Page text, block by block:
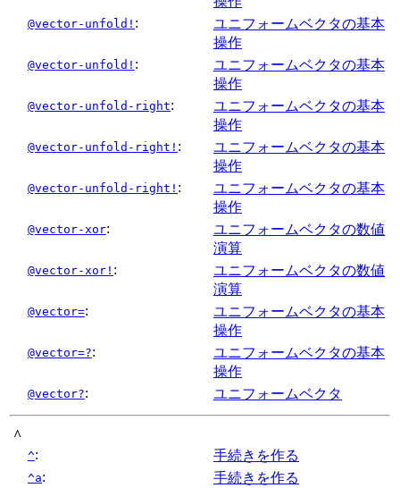
@vector-unfold! :
ユニフォームベクタの基本
操作
@vector-unfold! :
ユニフォームベクタの基本
操作
@vector-unfold-right:
ユニフォームベクタの基本
操作
@vector-unfold-right! :
ユニフォームベクタの基本
操作
@vector-unfold-right! :
ユニフォームベクタの基本
操作
@vector-xor:
ユニフォームベクタの数値
演算
@vector-xor! :
ユニフォームベクタの数値
演算
@vector=:
ユニフォームベクタの基本
操作
@vector=?:
ユニフォームベクタの基本
操作
@vector?: ユニフォームベクタ
^
^: 手続きを作る
^a: 手続きを作る